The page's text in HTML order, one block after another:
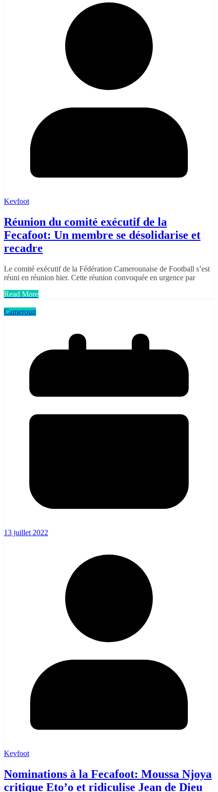
Kevfoot
Réunion du comité exécutif de la
Fecafoot: Un membre se désolidarise et
recadre
Le comité exécutif de la Fédération Camerounaise de Football s’est
réuni en réunion hier. Cette réunion convoquée en urgence par
Read More
Cameroun
13 juillet 2022
Kevfoot
Nominations à la Fecafoot: Moussa Njoya
critique Eto’o et ridiculise Jean de Dieu